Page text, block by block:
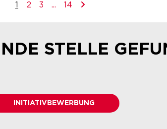
1 2 3 ... 14
STELLE
INITIATIVBEWERBUNG